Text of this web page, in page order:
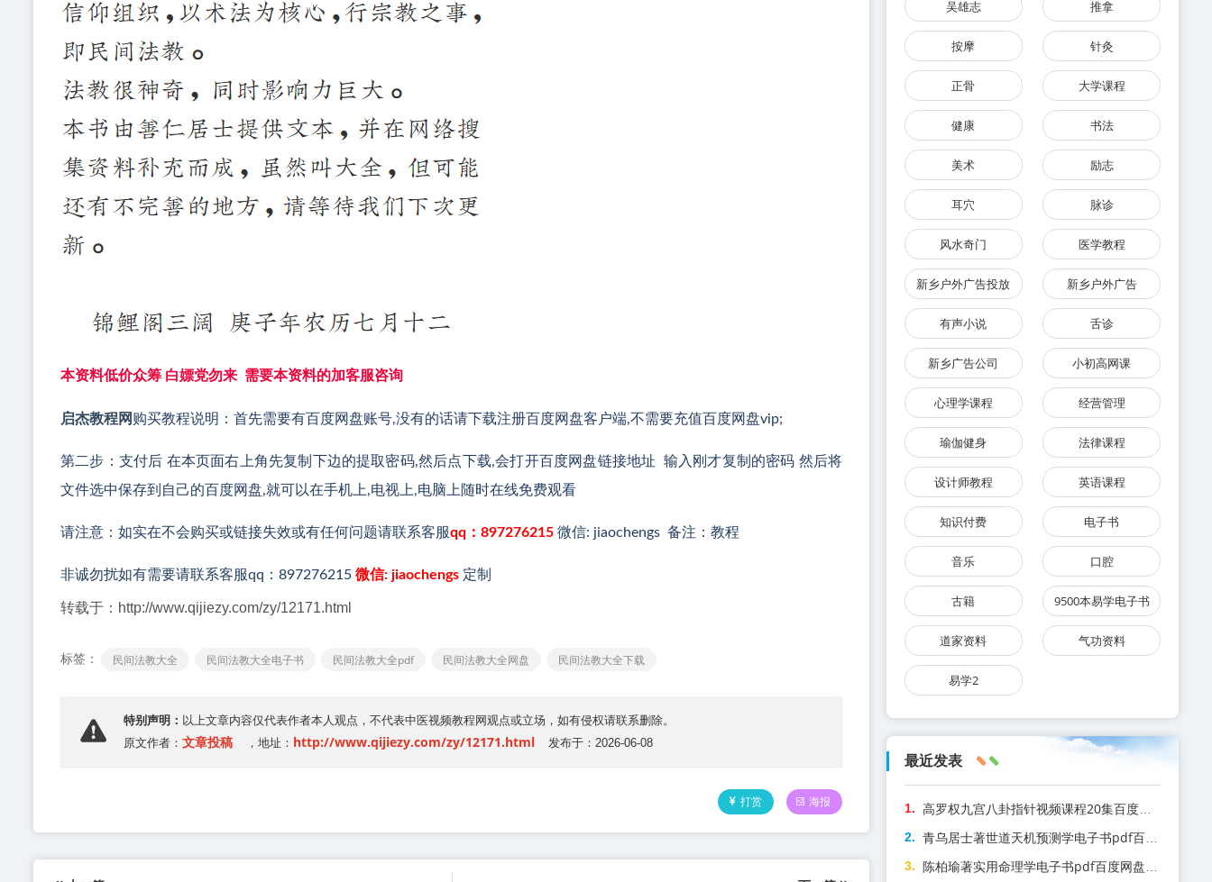
本资料低价众筹 白嫖党勿来 需要本资料的加客服咨询
启杰教程网购买教程说明：首先需要有百度网盘账号,没有的话请下载注册百度网盘客户端,不需要充值百度网盘vip;
第二步：支付后 在本页面右上角先复制下边的提取密码,然后点下载,会打开百度网盘链接地址 输入刚才复制的密码 然后将
文件选中保存到自己的百度网盘,就可以在手机上,电视上,电脑上随时在线免费观看
请注意：如实在不会购买或链接失效或有任何问题请联系客服qq：897276215 微信: jiaochengs 备注：教程
非诚勿扰如有需要请联系客服qq：897276215 微信: jiaochengs 定制
转载于：http://www.qijiezy.com/zy/12171.html
标签： 民间法教大全 民间法教大全电子书 民间法教大全pdf 民间法教大全网盘 民间法教大全下载
特别声明： 以上文章内容仅代表作者本人观点，不代表中医视频教程网观点或立场，如有侵权请联系删除。
原文作者： 文章投稿 ，地址： http://www.qijiezy.com/zy/12171.html 发布于：2026-06-08
打赏 海报
吴雄志 推拿
按摩 针灸
正骨 大学课程
健康 书法
美术 励志
耳穴 脉诊
风水奇门 医学教程
新乡户外广告投放 新乡户外广告
有声小说 舌诊
新乡广告公司 小初高网课
心理学课程 经营管理
瑜伽健身 法律课程
设计师教程 英语课程
知识付费 电子书
音乐 口腔
古籍 9500本易学电子书
道家资料 气功资料
易学2
最近发表